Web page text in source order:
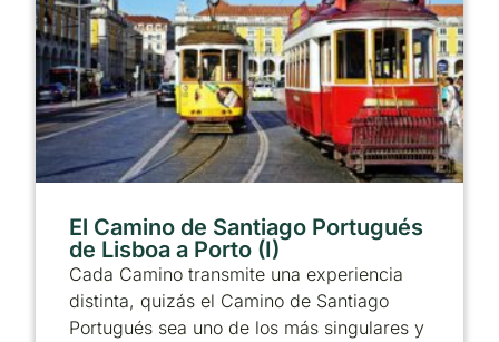
El Camino de Santiago Portugués
de Lisboa a Porto (I)
Cada Camino transmite una experiencia
distinta, quizás el Camino de Santiago
Portugués sea uno de los más singulares y